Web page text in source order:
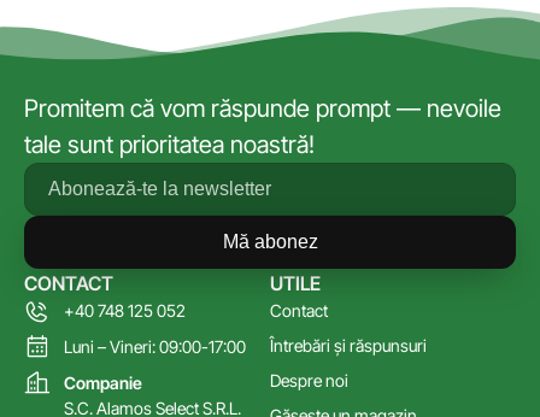
Promitem că vom răspunde prompt — nevoile
tale sunt prioritatea noastră!
Mă abonez
UTILE
Contact
Întrebări și răspunsuri
Despre noi
CONTACT
+40 748 125 052
Luni – Vineri: 09:00-17:00
Companie
S.C. Alamos Select S.R.L.